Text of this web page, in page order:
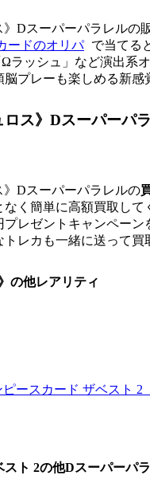
》Dスーパーパラレル
ードのオリパ で当てる
ラッシュ」など演出系オ
プレーも楽しめる新感
ロス》Dスーパーパ
》Dスーパーパラレルの
く簡単に高額買取して
レゼントキャンペー
レカも一緒に送って
の他レアリティ
スト 2の他Dスーパーパ